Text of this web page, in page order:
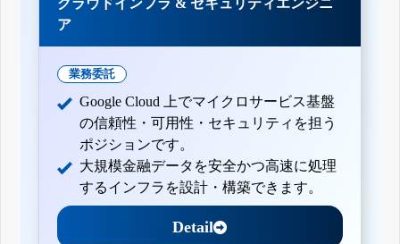
クラウドインフラ & セキュリティエンジニ
ア
業務委託
Google Cloud 上でマイクロサービス基盤
の信頼性・可用性・セキュリティを担う
ポジションです。
大規模金融データを安全かつ高速に処理
するインフラを設計・構築できます。
Detail